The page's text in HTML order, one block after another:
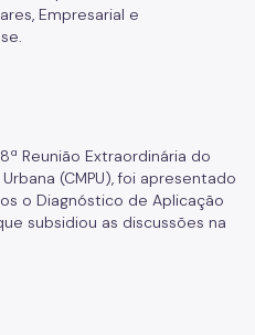
Empresarial e
Reunião Extraordinária do
(CMPU), foi apresentado
o Diagnóstico de Aplicação
subsidiou as discussões na